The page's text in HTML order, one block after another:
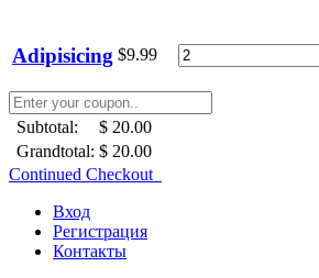
Adipisicing $9.99
Subtotal:
$ 20.00
Grandtotal: $ 20.00
Continued Checkout
Вход
Регистрация
Контакты